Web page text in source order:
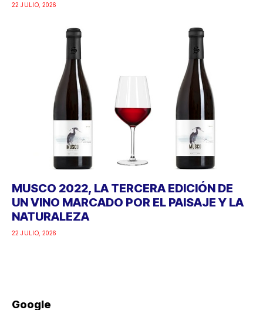
22 JULIO, 2026
MUSCO 2022, LA TERCERA EDICIÓN DE
UN VINO MARCADO POR EL PAISAJE Y LA
NATURALEZA
22 JULIO, 2026
Google